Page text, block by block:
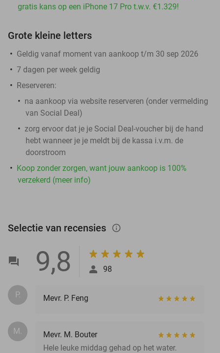
gratis kans op een iPhone 17 Pro t.w.v. €1.329!
Grote kleine letters
Geldig vanaf moment van aankoop t/m 30 sep 2026
7 dagen per week geldig
Reserveren:
na aankoop via website reserveren (onder vermelding
van Social Deal)
zorg ervoor dat je je Social Deal-voucher bij de hand
hebt wanneer je je meldt bij de kassa i.v.m. de
doorstroom
Koop zonder zorgen, want jouw aankoop is 100%
verzekerd (meer info)
Selectie van recensies info_outlined
9,8 98
P. Mevr. P. Feng
M.
Mevr. M. Bouter
Hele leuke middag gehad op het water.